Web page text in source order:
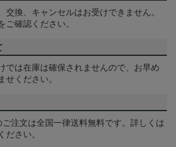
交換、キャンセルはお受けできません。
ご確認ください。
では在庫は確保されませんので、お早め
せください。
注文は全国一律送料無料です。詳しくは
ださい。